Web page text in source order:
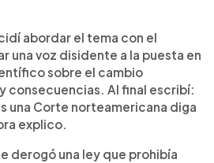
abordar el tema con el
una voz disidente a la puesta en
sobre el cambio
consecuencias. Al final escribí:
una Corte norteamericana diga
explico.
derogó una ley que prohibía